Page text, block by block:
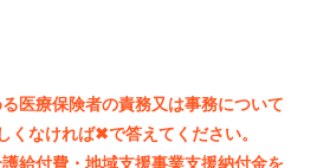
医療保険者の責務又は事務について
くなければ✖で答えてください。
給付費・地域支援事業支援納付金を